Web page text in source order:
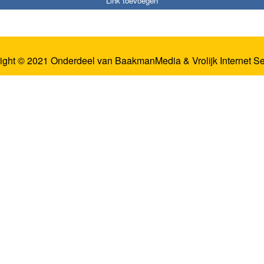
© 2021 Onderdeel van BaakmanMedia& Vrolijk Internet